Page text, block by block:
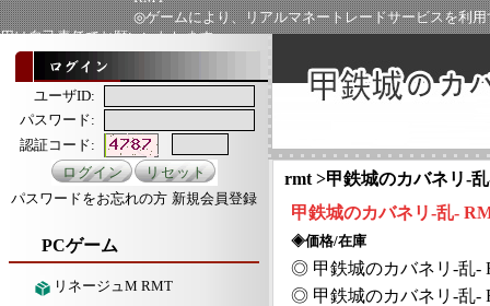
◎ゲームにより、リアルマネートレードサービスを利
用は自己責任でお願いいたします
ユーザID:
パスワード:
認証コード:
パスワードをお忘れの方 新規会員登録
PCゲーム
リネージュM RMT
rmt >甲鉄城のカバネリ-
甲鉄城のカバネリ-乱-
◈価格/在庫
◎ 甲鉄城のカバネリ -乱-
◎ 甲鉄城のカバネリ -乱-